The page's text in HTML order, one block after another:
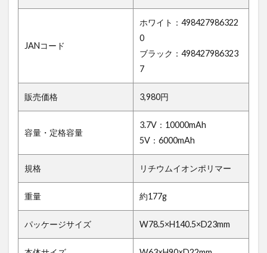
JANコード
ホワイト：498427986322
0
ブラック：498427986323
7
販売価格 3,980円
容量・定格容量
3.7V：10000mAh
5V：6000mAh
規格 リチウムイオンポリマー
重量 約177g
パッケージサイズ W78.5×H140.5×D23mm